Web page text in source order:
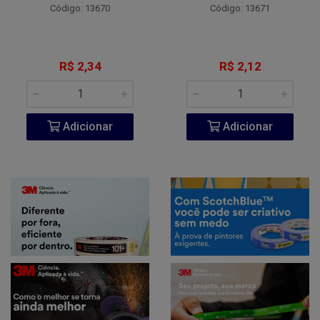
Código: 13670
R$ 2,34
Adicionar
Código: 13671
R$ 2,12
Adicionar